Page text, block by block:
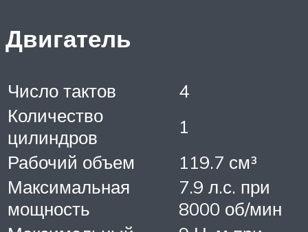
Двигатель
Число тактов
4
Количество
цилиндров
1
Рабочий объем
119.7 см³
Максимальная
мощность
7.9 л.с. при
8000 об/мин